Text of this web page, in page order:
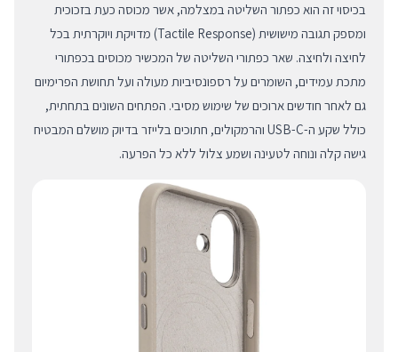
בכיסוי זה הוא כפתור השליטה במצלמה, אשר מכוסה כעת בזכוכית
ומספק תגובה מישושית (Tactile Response) מדויקת ויוקרתית בכל
לחיצה ולחיצה. שאר כפתורי השליטה של המכשיר מכוסים בכפתורי
מתכת עמידים, השומרים על רספונסיביות מעולה ועל תחושת הפרימיום
גם לאחר חודשים ארוכים של שימוש מסיבי. הפתחים השונים בתחתית,
כולל שקע ה-USB-C והרמקולים, חתוכים בלייזר בדיוק מושלם המבטיח
גישה קלה ונוחה לטעינה ושמע צלול ללא כל הפרעה.